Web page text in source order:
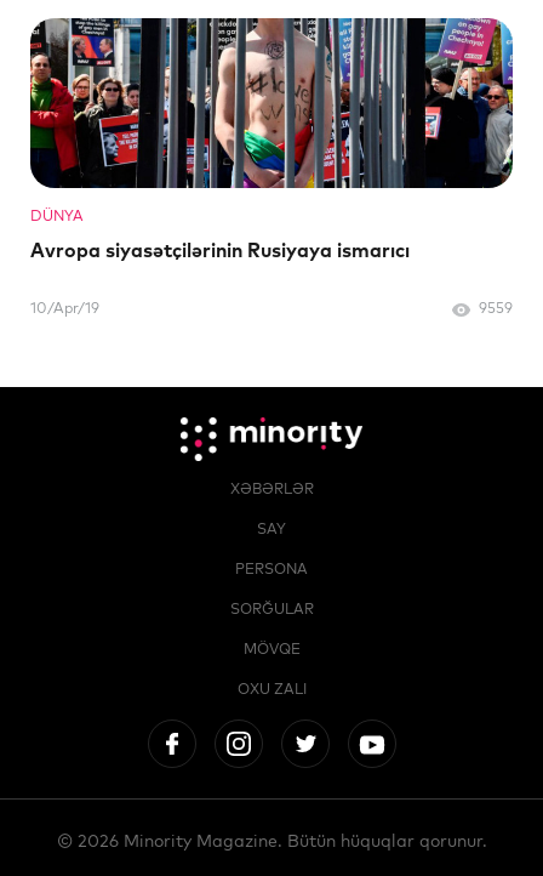
DÜNYA
Avropa siyasətçilərinin Rusiyaya ismarıcı
10/Apr/19 9559
XƏBƏRLƏR
SAY
PERSONA
SORĞULAR
MÖVQE
OXU ZALI
© 2026 Minority Magazine. Bütün hüquqlar qorunur.